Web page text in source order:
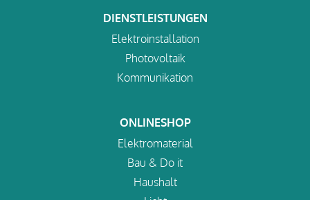
DIENSTLEISTUNGEN
Elektroinstallation
Photovoltaik
Kommunikation
ONLINESHOP
Elektromaterial
Bau & Do it
Haushalt